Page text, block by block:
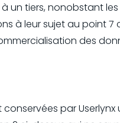
un tiers, nonobstant
à leur sujet au point 7
des
par